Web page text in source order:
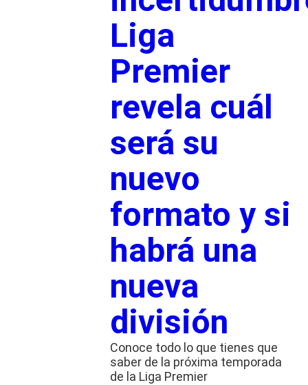
Liga
Premier
revela cuál
será su
nuevo
formato y si
habrá una
nueva
división
Conoce todo lo que tienes que
saber de la próxima temporada
de la Liga Premier